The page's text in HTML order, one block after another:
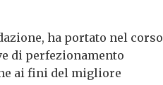
ha portato nel corso
di perfezionamento
ai fini del migliore